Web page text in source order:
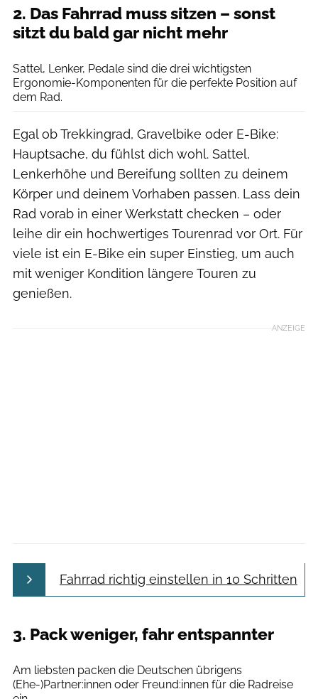
2. Das Fahrrad muss sitzen – sonst
sitzt du bald gar nicht mehr
Sattel, Lenker, Pedale sind die drei wichtigsten
Ergonomie-Komponenten für die perfekte Position auf
dem Rad.
Egal ob Trekkingrad, Gravelbike oder E-Bike:
Hauptsache, du fühlst dich wohl. Sattel,
Lenkerhöhe und Bereifung sollten zu deinem
Körper und deinem Vorhaben passen. Lass dein
Rad vorab in einer Werkstatt checken – oder
leihe dir ein hochwertiges Tourenrad vor Ort. Für
viele ist ein E-Bike ein super Einstieg, um auch
mit weniger Kondition längere Touren zu
genießen.
ANZEIGE
Fahrrad richtig einstellen in 10 Schritten
3. Pack weniger, fahr entspannter
Westend61 / Getty Images
Am liebsten packen die Deutschen übrigens
(Ehe-)Partner:innen oder Freund:innen für die Radreise